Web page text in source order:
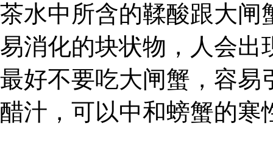
茶水中所含的鞣酸跟大闸
易消化的块状物，人会出
最好不要吃大闸蟹，容易
醋汁，可以中和螃蟹的寒